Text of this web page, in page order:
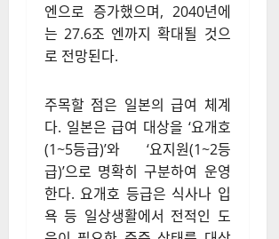
엔으로 증가했으며, 2040년에
는 27.6조 엔까지 확대될 것으
로 전망된다.
주목할 점은 일본의 급여 체계
다. 일본은 급여 대상을 ‘요개호
(1~5등급)’와 ‘요지원(1~2등
급)’으로 명확히 구분하여 운영
한다.요개호 등급은 식사나 입
욕 등 일상생활에서 전적인 도